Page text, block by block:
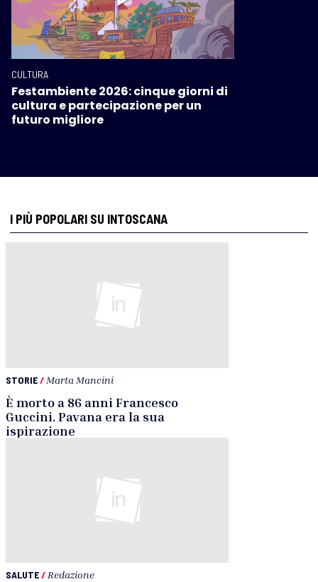
CULTURA
Festambiente 2026: cinque giorni di
cultura e partecipazione per un
futuro migliore
I PIÙ POPOLARI SU INTOSCANA
STORIE/ Marta Mancini
È morto a 86 anni Francesco
Guccini. Pavana era la sua
ispirazione
SALUTE/ Redazione